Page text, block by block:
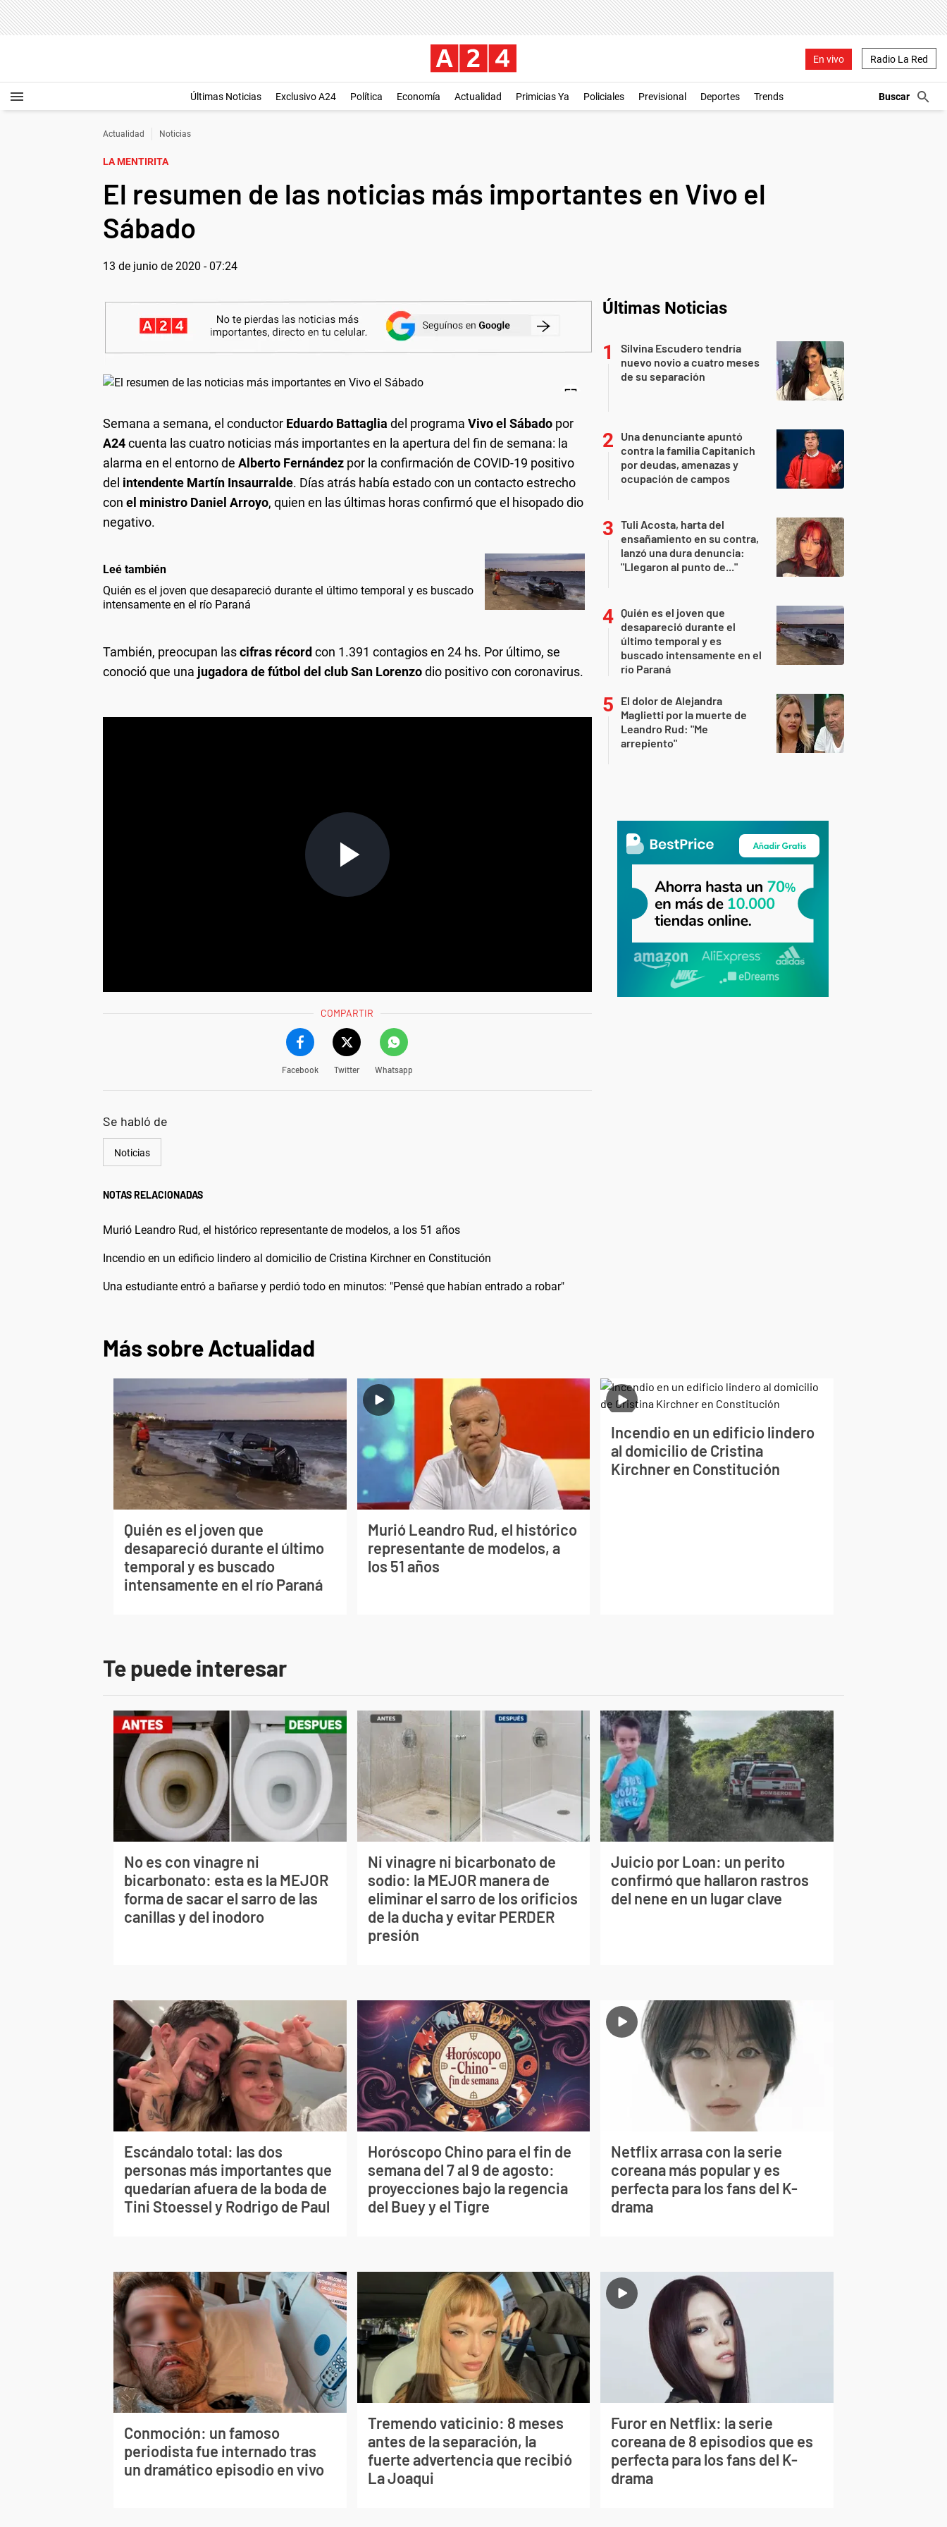
En vivo Radio La Red
Últimas Noticias Exclusivo A24 Política Economía Actualidad Primicias Ya Policiales Previsional Deportes Trends
Actualidad Noticias
LA MENTIRITA
El resumen de las noticias más importantes en Vivo el
Sábado
13 de junio de 2020 - 07:24
Semana a semana, el conductor Eduardo Battaglia del programa Vivo el Sábado por
A24cuenta las cuatro noticias más importantes en la apertura del fin de semana: la
alarma en el entorno de Alberto Fernández por la confirmación de COVID-19 positivo
del intendente Martín Insaurralde. Días atrás había estado con un contacto estrecho
con el ministro Daniel Arroyo, quien en las últimas horas confirmó que el hisopado dio
negativo.
Leé también
Quién es el joven que desapareció durante el último temporal y es buscado
intensamente en el río Paraná
También, preocupan lascifras récordcon 1.391 contagios en 24 hs. Por último, se
conoció que una jugadora de fútbol del club San Lorenzodio positivo con coronavirus.
COMPARTIR
Facebook Twitter Whatsapp
Se habló de
Noticias
NOTAS RELACIONADAS
Murió Leandro Rud, el histórico representante de modelos, a los 51 años
Incendio en un edificio lindero al domicilio de Cristina Kirchner en Constitución
Una estudiante entró a bañarse y perdió todo en minutos: "Pensé que habían entrado a robar"
Últimas Noticias
Silvina Escudero tendría
nuevo novio a cuatro meses
de su separación
Una denunciante apuntó
contra la familia Capitanich
por deudas, amenazas y
ocupación de campos
Tuli Acosta, harta del
ensañamiento en su contra,
lanzó una dura denuncia:
"Llegaron al punto de..."
Quién es el joven que
desapareció durante el
último temporal y es
buscado intensamente en el
río Paraná
El dolor de Alejandra
Maglietti por la muerte de
Leandro Rud: "Me
arrepiento"
Más sobre Actualidad
Quién es el joven que
desapareció durante el último
temporal y es buscado
intensamente en el río Paraná
Murió Leandro Rud, el histórico
representante de modelos, a
los 51 años
Incendio en un edificio lindero
al domicilio de Cristina
Kirchner en Constitución
Te puede interesar
No es con vinagre ni
bicarbonato: esta es la MEJOR
forma de sacar el sarro de las
canillas y del inodoro
Ni vinagre ni bicarbonato de
sodio: la MEJOR manera de
eliminar el sarro de los orificios
de la ducha y evitar PERDER
presión
Juicio por Loan: un perito
confirmó que hallaron rastros
del nene en un lugar clave
Escándalo total: las dos
personas más importantes que
quedarían afuera de la boda de
Tini Stoessel y Rodrigo de Paul
Horóscopo Chino para el fin de
semana del 7 al 9 de agosto:
proyecciones bajo la regencia
del Buey y el Tigre
Netflix arrasa con la serie
coreana más popular y es
perfecta para los fans del K-
drama
Conmoción: un famoso
periodista fue internado tras
un dramático episodio en vivo
Tremendo vaticinio: 8 meses
antes de la separación, la
fuerte advertencia que recibió
La Joaqui
Furor en Netflix: la serie
coreana de 8 episodios que es
perfecta para los fans del K-
drama